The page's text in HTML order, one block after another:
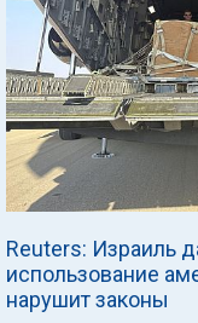
Reuters: Израиль
использование
нарушит законы